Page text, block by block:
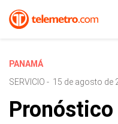
PANAMÁ
SERVICIO - 15 de agosto de